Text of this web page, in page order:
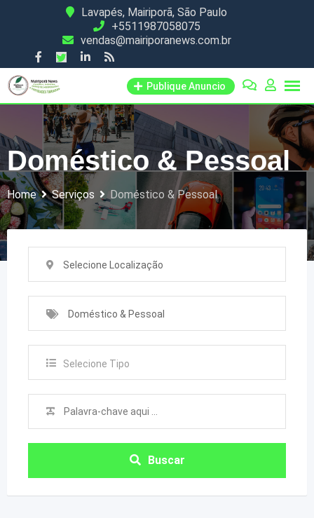
content
Lavapés, Mairiporã, São Paulo
+5511987058075
vendas@mairiporanews.com.br
Publique Anuncio
Doméstico & Pessoal
Home Serviços Doméstico & Pessoal
Selecione Localização
Doméstico & Pessoal
Selecione Tipo
Buscar